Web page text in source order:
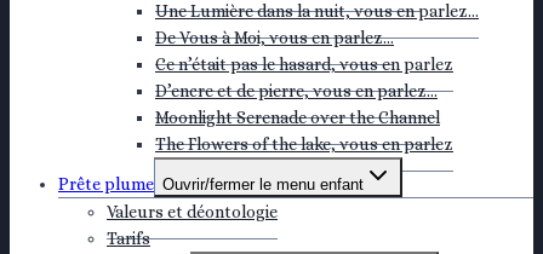
Une Lumière dans la nuit, vous en parlez…
De Vous à Moi, vous en parlez…
Ce n’était pas le hasard, vous en parlez
D’encre et de pierre, vous en parlez…
Moonlight Serenade over the Channel
The Flowers of the lake, vous en parlez
Prête plume Ouvrir/fermer le menu enfant
Valeurs et déontologie
Tarifs